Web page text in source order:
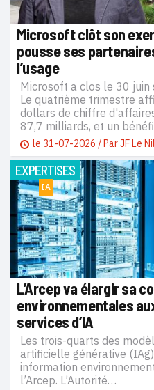
Microsoft clôt son
pousse ses
l’usage
Microsoft a clos le 30
Le quatrième trimestre
dollars de chiffre
87,7 milliards, et un
le 31-07-2026 / ParJF Le
EXPERTISES
IA
L’Arcep va élargir sa
environnementales
services d’IA
Les trois-quarts des
artificielle générative
information
l’Arcep. L’Autorité…